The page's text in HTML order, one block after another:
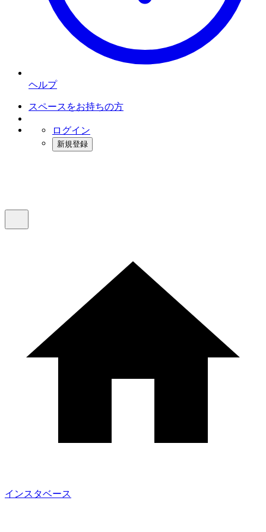
ヘルプ
スペースをお持ちの方
ログイン
新規登録
インスタベース